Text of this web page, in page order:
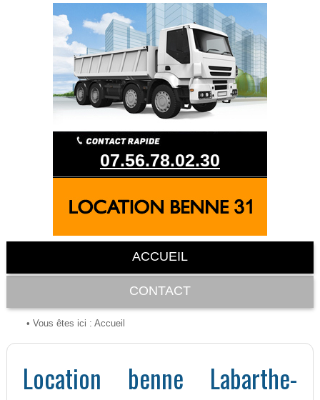
07.56.78.02.30
ACCUEIL
CONTACT
• Vous êtes ici : Accueil
Location benne Labarthe-